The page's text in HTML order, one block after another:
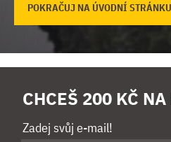
POKRAČUJ NA ÚVODNÍ STRÁNKU
CHCEŠ 200 KČ
Zadej svůj e-mail!